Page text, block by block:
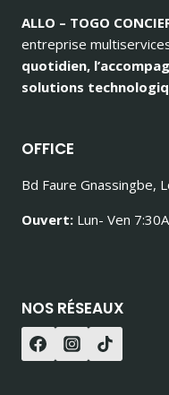
ALLO – TOGO
entreprise
quotidien,
solutions
OFFICE
Bd Faure Gnassingbe,
Ouvert: Lun- Ven
NOS RÉSEAUX